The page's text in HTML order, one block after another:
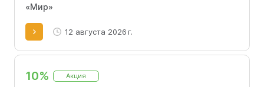
«Мир»
12 августа 2026 г.
10% Акция